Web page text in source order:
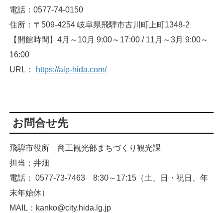
電話：0577-74-0150
住所：〒509-4254 岐阜県飛騨市古川町上町1348-2
【開館時間】4月～10月 9:00～17:00 / 11月～3月 9:00～
16:00
URL：
https://alp-hida.com/
お問合せ先
飛騨市役所 商工観光部まちづくり観光課
担当：井畑
電話： 0577-73-7463 8:30～17:15（土、日・祝日、年
末年始休）
MAIL：kanko@city.hida.lg.jp